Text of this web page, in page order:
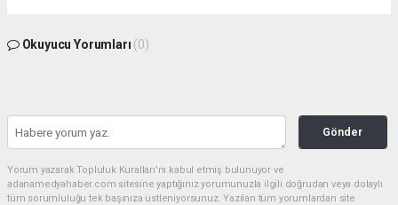
Okuyucu Yorumları (0)
Gönder
Yorum yazarak Topluluk Kuralları’nı kabul etmiş bulunuyor ve
adanamedyahaber.com sitesine yaptığınız yorumunuzla ilgili doğrudan veya dolaylı
tüm sorumluluğu tek başınıza üstleniyorsunuz. Yazılan tüm yorumlardan site